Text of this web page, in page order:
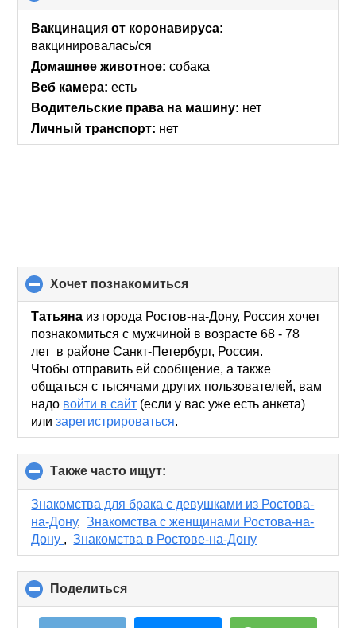
to
collapse
Вакцинация от коронавируса:
вакцинировалась/ся
Домашнее животное: собака
Веб камера: есть
Водительские права на машину: нет
Личный транспорт: нет
хочет познакомиться
to
collapse
contents
Татьяна из города Ростов-на-Дону, Россия хочет
познакомиться с мужчиной в возрасте 68 - 78
лет в районе Санкт-Петербург, Россия.
Чтобы отправить ей сообщение, а также
общаться с тысячами других пользователей, вам
надо войти в сайт (если у вас уже есть анкета)
илизарегистрироваться.
Также часто ищут:
to
collapse
contents
Знакомства для брака с девушками из Ростова-
на-Дону,Знакомства с женщинами Ростова-на-
Дону ,Знакомства в Ростове-на-Дону
Поделиться
to
collapse